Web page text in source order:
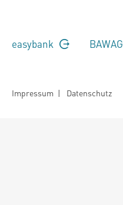
easybank BAWAG
Impressum | Datenschutz